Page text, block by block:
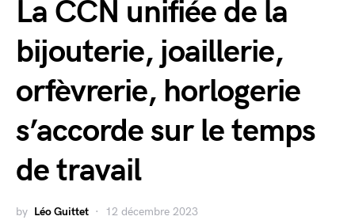
La CCN unifiée de la
bijouterie, joaillerie,
orfèvrerie, horlogerie
s’accorde sur le temps
de travail
by Léo Guittet 12 décembre 2023